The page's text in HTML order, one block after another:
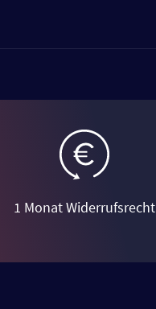
1 Monat Widerrufsrecht